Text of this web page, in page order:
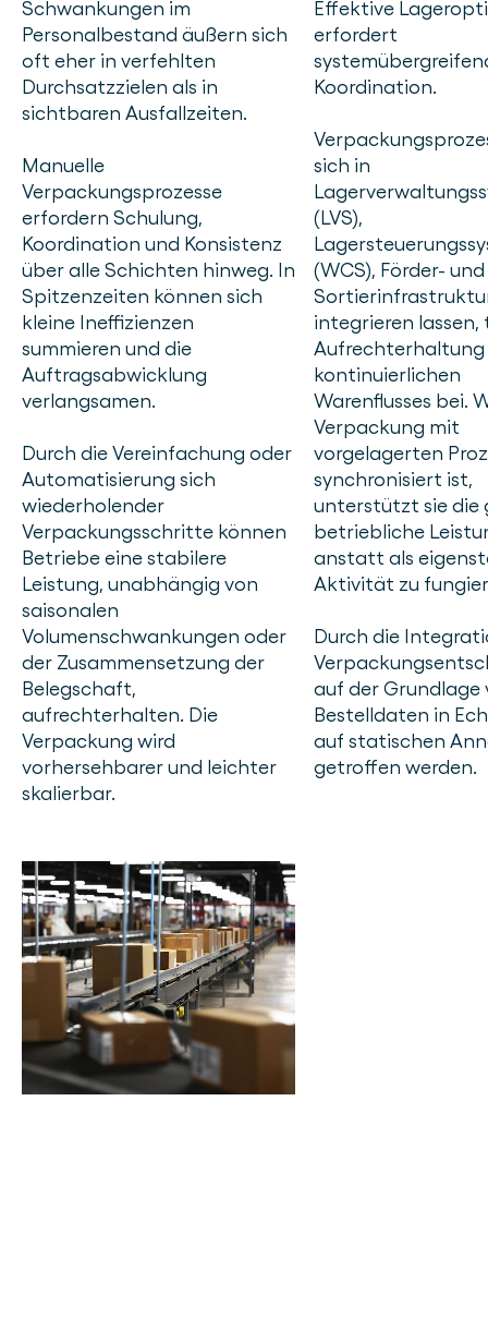
Schwankungen im
Personalbestand äußern sich
oft eher in verfehlten
Durchsatzzielen als in
sichtbaren Ausfallzeiten.
Manuelle
Verpackungsprozesse
erfordern Schulung,
Koordination und Konsistenz
über alle Schichten hinweg. In
Spitzenzeiten können sich
kleine Ineffizienzen
summieren und die
Auftragsabwicklung
verlangsamen.
Durch die Vereinfachung oder
Automatisierung sich
wiederholender
Verpackungsschritte können
Betriebe eine stabilere
Leistung, unabhängig von
saisonalen
Volumenschwankungen oder
der Zusammensetzung der
Belegschaft,
aufrechterhalten. Die
Verpackung wird
vorhersehbarer und leichter
skalierbar.
Effektive
erfordert
Koordination.
sich in
(LVS),
(WCS), Förder- und
integrieren lassen,
Aufrechterhaltung
kontinuierlichen
Warenflusses bei.
Verpackung mit
vorgelagerten
synchronisiert ist,
unterstützt sie die
betriebliche
anstatt als
Aktivität zu
Durch die
auf der Grundlage
Bestelldaten in
auf statischen
getroffen werden.